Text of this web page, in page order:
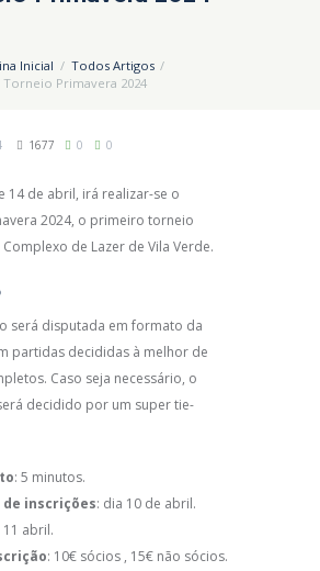
Inicial
Todos Artigos
Torneio Primavera 2024
1677 0 0
14 de abril, irá realizar-se o
2024, o primeiro torneio
de Lazer de Vila Verde.
será disputada em formato da
partidas decididas à melhor de
Caso seja necessário, o
decidido por um super tie-
: 5 minutos.
inscrições: dia 10 de abril.
11 abril.
: 10€ sócios , 15€ não sócios.